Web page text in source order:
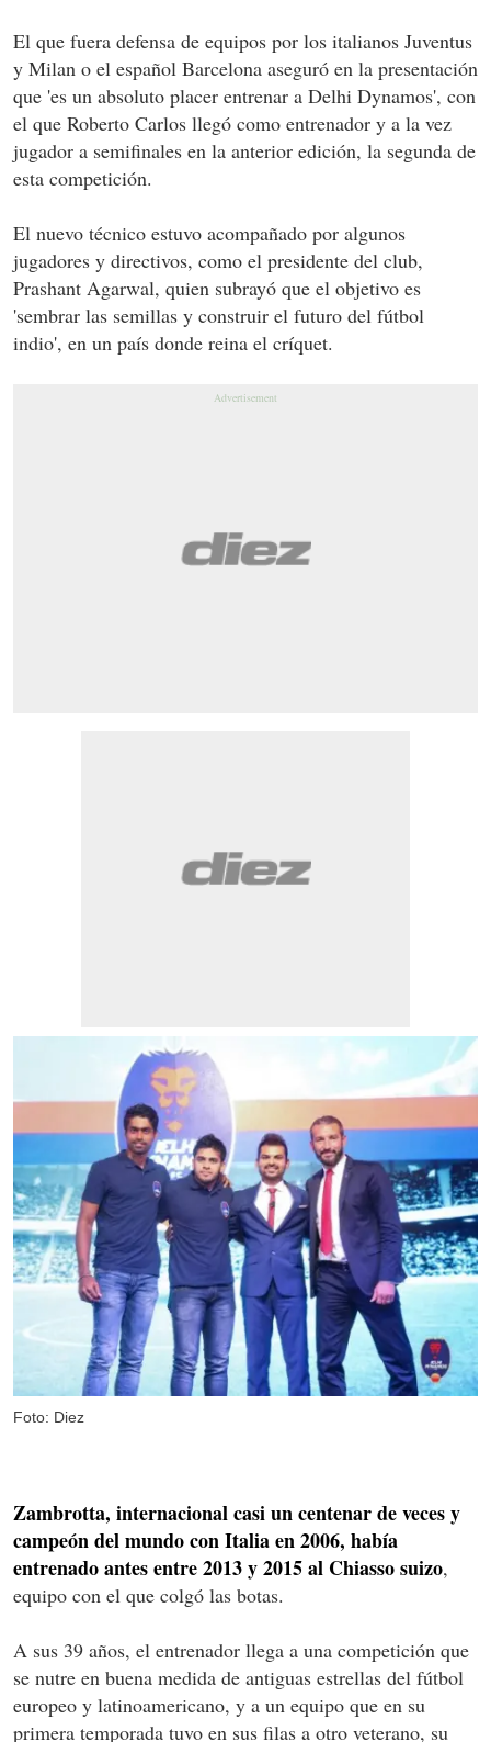
El que fuera defensa de equipos por los italianos Juventus
y Milan o el español Barcelona aseguró en la presentación
que 'es un absoluto placer entrenar a Delhi Dynamos', con
el que Roberto Carlos llegó como entrenador y a la vez
jugador a semifinales en la anterior edición, la segunda de
esta competición.
El nuevo técnico estuvo acompañado por algunos
jugadores y directivos, como el presidente del club,
Prashant Agarwal, quien subrayó que el objetivo es
'sembrar las semillas y construir el futuro del fútbol
indio', en un país donde reina el críquet.
Foto: Diez
Zambrotta, internacional casi un centenar de veces y
campeón del mundo con Italia en 2006, había
entrenado antes entre 2013 y 2015 al Chiasso suizo,
equipo con el que colgó las botas.
A sus 39 años, el entrenador llega a una competición que
se nutre en buena medida de antiguas estrellas del fútbol
europeo y latinoamericano, y a un equipo que en su
primera temporada tuvo en sus filas a otro veterano, su